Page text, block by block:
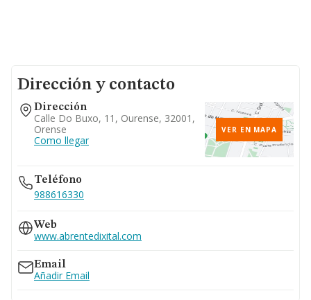
Dirección y contacto
Dirección
Calle Do Buxo, 11, Ourense, 32001,
Orense
Como llegar
VER EN MAPA
Teléfono
988616330
Web
www.abrentedixital.com
Email
Añadir Email